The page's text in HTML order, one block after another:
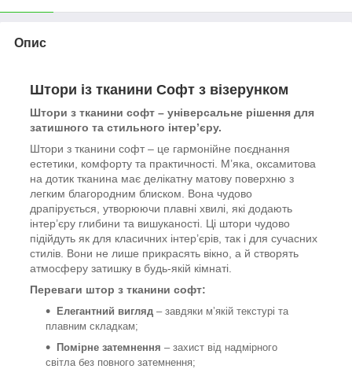
Опис
Штори із тканини Софт з візерунком
Штори з тканини софт – універсальне рішення для
затишного та стильного інтер’єру.
Штори з тканини софт – це гармонійне поєднання
естетики, комфорту та практичності. М’яка, оксамитова
на дотик тканина має делікатну матову поверхню з
легким благородним блиском. Вона чудово
драпірується, утворюючи плавні хвилі, які додають
інтер’єру глибини та вишуканості. Ці штори чудово
підійдуть як для класичних інтер’єрів, так і для сучасних
стилів. Вони не лише прикрасять вікно, а й створять
атмосферу затишку в будь-якій кімнаті.
Переваги штор з тканини софт:
Елегантний вигляд – завдяки м’якій текстурі та
плавним складкам;
Помірне затемнення – захист від надмірного
світла без повного затемнення;